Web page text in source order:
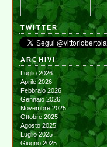
TWITTER
ARCHIVI
Luglio 2026
Aprile 2026
Febbraio 2026
Gennaio 2026
Novembre 2025
Ottobre 2025
Agosto 2025
Luglio 2025
Giugno 2025